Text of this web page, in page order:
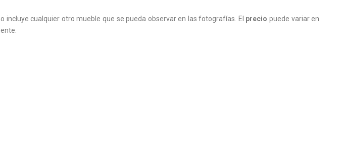
incluye cualquier otro mueble que se pueda observar en las fotografías. El precio puede variar en